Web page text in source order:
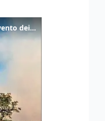
Incendio tra Duino e Monfalcone: l’intervento dei vigili del fuoco